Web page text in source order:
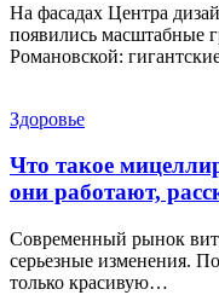
На фасадах Центра
появились масштабные
Романовской:
Здоровье
Что такое
они работают,
Современный рынок
серьезные изменения.
только красивую…